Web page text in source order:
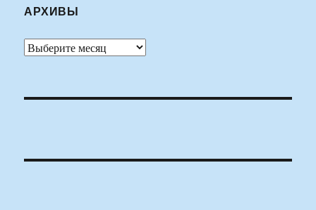
АРХИВЫ
Архивы